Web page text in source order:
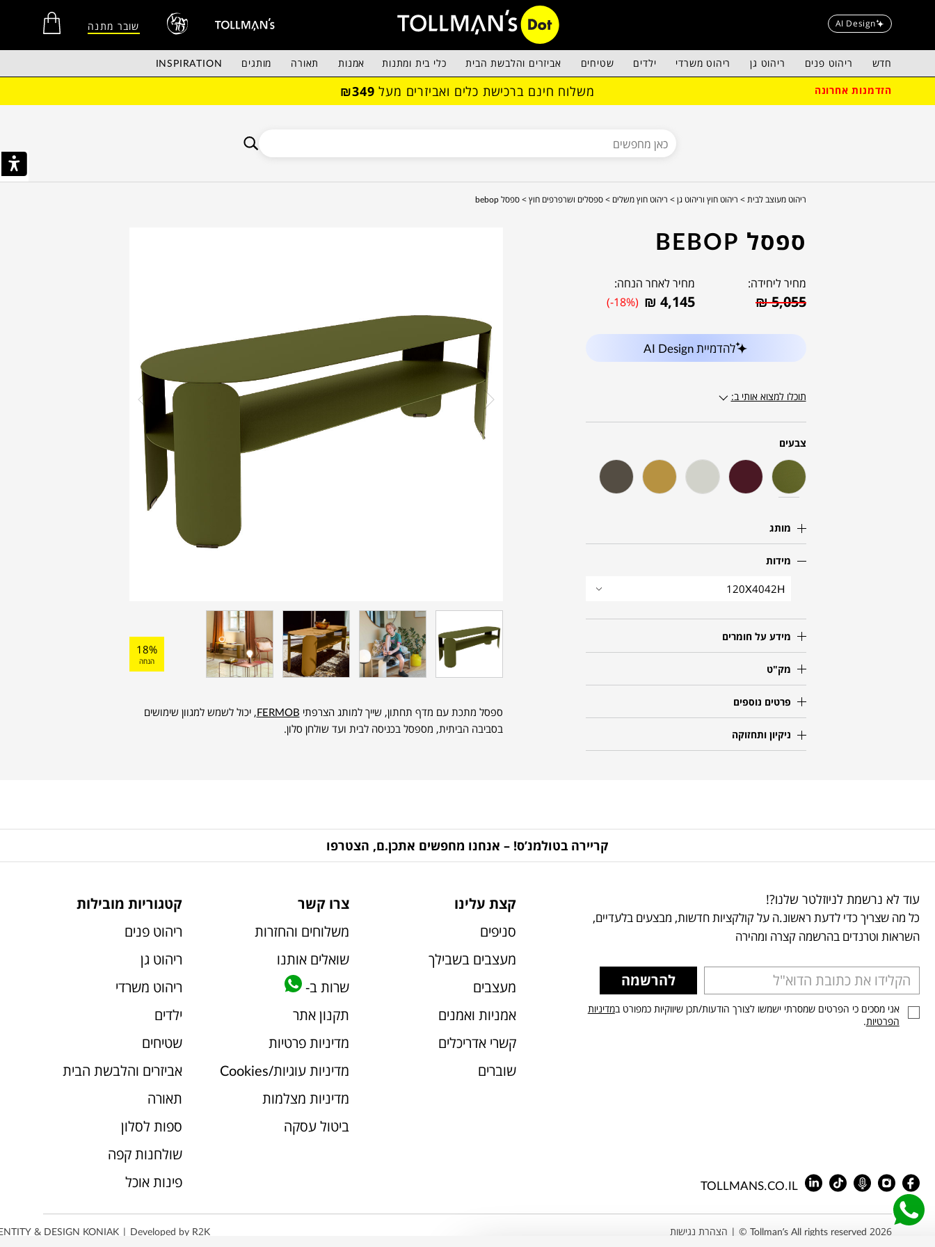
AI Design שובר מתנה
חדש ריהוט פנים ריהוט גן ריהוט משרדי ילדים שטיחים אביזרים והלבשת הבית כלי בית ומתנות אמנות תאורה מותגים INSPIRATION
הזדמנות אחרונה משלוח חינם ברכישת כלים ואביזרים מעל ₪349
ריהוט מעוצב לבית > ריהוט חוץ וריהוט גן > ריהוט חוץ משלים > ספסלים ושרפרפים חוץ > ספסל bebop
ספסל BEBOP
מחיר ליחידה:
₪5,055
מחיר לאחר הנחה:
₪ 4,145
(-18%)
להדמיית AI Design
תוכלו למצוא אותי ב:
צבעים
מותג
מידות
120X4042H
מידע על חומרים
מק"ט
פרטים נוספים
ניקיון ותחזוקה
18%
הנחה
ספסל מתכת עם מדף תחתון, שייך למותג הצרפתי FERMOB, יכול לשמש למגוון שימושים
בסביבה הביתית, מספסל בכניסה לבית ועד שולחן סלון.
קריירה בטולמנ’ס! – אנחנו מחפשים אתכן.ם, הצטרפו
עוד לא נרשמת לניוזלטר שלנו?!
כל מה שצריך כדי לדעת ראשונ.ה על קולקציות חדשות, מבצעים בלעדיים,
השראות וטרנדים בהרשמה קצרה ומהירה
להרשמה
אני מסכים כי הפרטים שמסרתי ישמשו לצורך הודעות/תכן שיווקיות כמפורט במדיניות
הפרטיות.
TOLLMANS.CO.IL
קצת עלינו
סניפים
מעצבים בשבילך
מעצבים
אמניות ואמנים
קשרי אדריכלים
שוברים
צרו קשר
משלוחים והחזרות
שואלים אותנו
שרות ב-
תקנון אתר
מדיניות פרטיות
מדיניות עוגיות/Cookies
מדיניות מצלמות
ביטול עסקה
קטגוריות מובילות
ריהוט פנים
ריהוט גן
ריהוט משרדי
ילדים
שטיחים
אביזרים והלבשת הבית
תאורה
ספות לסלון
שולחנות קפה
פינות אוכל
Tollman’s All rights reserved 2026 © | הצהרת נגישות & DESIGN KONIAK | Developed by R2K